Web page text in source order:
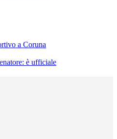
a Coruna
è ufficiale